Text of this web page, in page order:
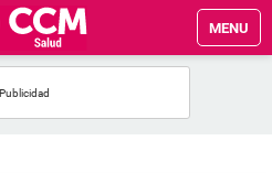
MENU